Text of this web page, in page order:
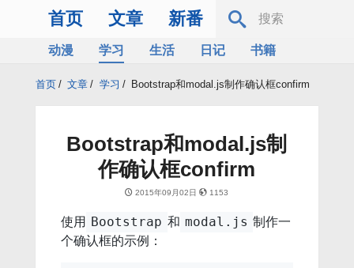
首页 文章 新番
动漫 学习 生活 日记
书籍
首页 / 文章 / 学习 / Bootstrap和modal.js制作确认框confirm
Bootstrap和modal.js制
作确认框confirm
2015年09月02日 1153
使用 Bootstrap 和 modal.js 制作一
个确认框的示例：